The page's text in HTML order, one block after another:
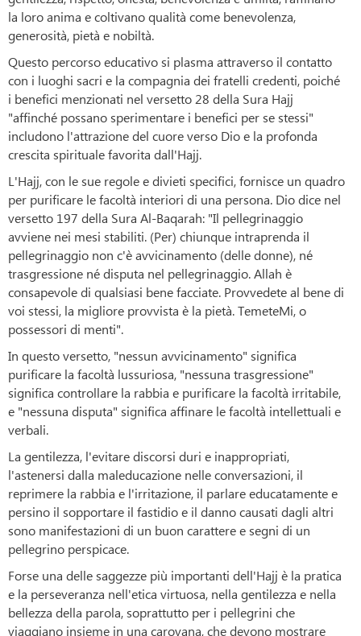
la loro anima e coltivano qualità come benevolenza,
generosità, pietà e nobiltà.
Questo percorso educativo si plasma attraverso il contatto
con i luoghi sacri e la compagnia dei fratelli credenti, poiché
i benefici menzionati nel versetto 28 della Sura Hajj
"affinché possano sperimentare i benefici per se stessi"
includono l'attrazione del cuore verso Dio e la profonda
crescita spirituale favorita dall'Hajj.
L'Hajj, con le sue regole e divieti specifici, fornisce un quadro
per purificare le facoltà interiori di una persona. Dio dice nel
versetto 197 della Sura Al-Baqarah: "Il pellegrinaggio
avviene nei mesi stabiliti. (Per) chiunque intraprenda il
pellegrinaggio non c'è avvicinamento (delle donne), né
trasgressione né disputa nel pellegrinaggio. Allah è
consapevole di qualsiasi bene facciate. Provvedete al bene di
voi stessi, la migliore provvista è la pietà. TemeteMi, o
possessori di menti".
In questo versetto, "nessun avvicinamento" significa
purificare la facoltà lussuriosa, "nessuna trasgressione"
significa controllare la rabbia e purificare la facoltà irritabile,
e "nessuna disputa" significa affinare le facoltà intellettuali e
verbali.
La gentilezza, l'evitare discorsi duri e inappropriati,
l'astenersi dalla maleducazione nelle conversazioni, il
reprimere la rabbia e l'irritazione, il parlare educatamente e
persino il sopportare il fastidio e il danno causati dagli altri
sono manifestazioni di un buon carattere e segni di un
pellegrino perspicace.
Forse una delle saggezze più importanti dell'Hajj è la pratica
e la perseveranza nell'etica virtuosa, nella gentilezza e nella
bellezza della parola, soprattutto per i pellegrini che
viaggiano insieme in una carovana, che devono mostrare